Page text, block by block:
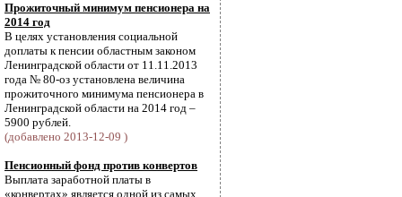
Прожиточный минимум пенсионера на
2014 год
В целях установления социальной
доплаты к пенсии областным законом
Ленинградской области от 11.11.2013
года № 80-оз установлена величина
прожиточного минимума пенсионера в
Ленинградской области на 2014 год –
5900 рублей.
(добавлено 2013-12-09 )
Пенсионный фонд против конвертов
Выплата заработной платы в
«конвертах» является одной из самых